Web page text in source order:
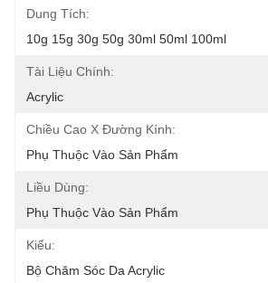
Dung Tích:
10g 15g 30g 50g 30ml 50ml 100ml
Tài Liệu Chính:
Acrylic
Chiều Cao X Đường Kính:
Phụ Thuộc Vào Sản Phẩm
Liều Dùng:
Phụ Thuộc Vào Sản Phẩm
Kiểu:
Bộ Chăm Sóc Da Acrylic